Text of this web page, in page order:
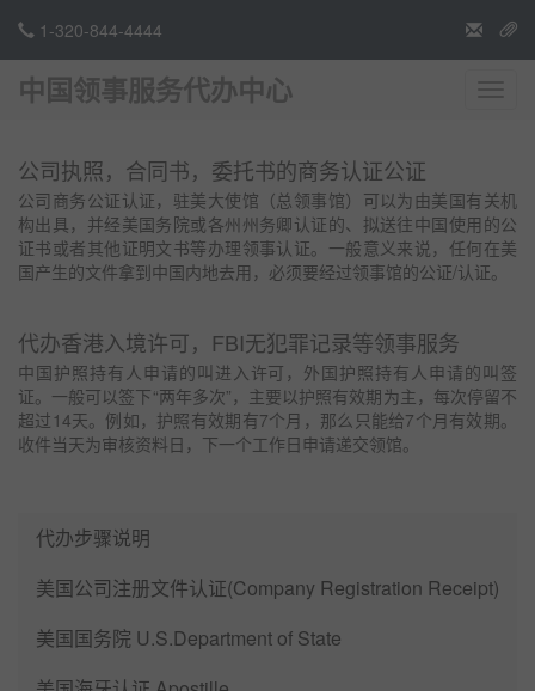
1-320-844-4444
中国领事服务代办中心
公司执照，合同书，委托书的商务认证公证
公司商务公证认证，驻美大使馆（总领事馆）可以为由美国有关机
构出具，并经美国务院或各州州务卿认证的、拟送往中国使用的公
证书或者其他证明文书等办理领事认证。一般意义来说，任何在美
国产生的文件拿到中国内地去用，必须要经过领事馆的公证/认证。
代办香港入境许可，FBI无犯罪记录等领事服务
中国护照持有人申请的叫进入许可，外国护照持有人申请的叫签
证。一般可以签下“两年多次”，主要以护照有效期为主，每次停留不
超过14天。例如，护照有效期有7个月，那么只能给7个月有效期。
收件当天为审核资料日，下一个工作日申请递交领馆。
代办步骤说明
美国公司注册文件认证(Company Registration Receipt)
美国国务院 U.S.Department of State